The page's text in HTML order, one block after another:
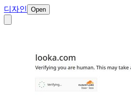
디자인 Open